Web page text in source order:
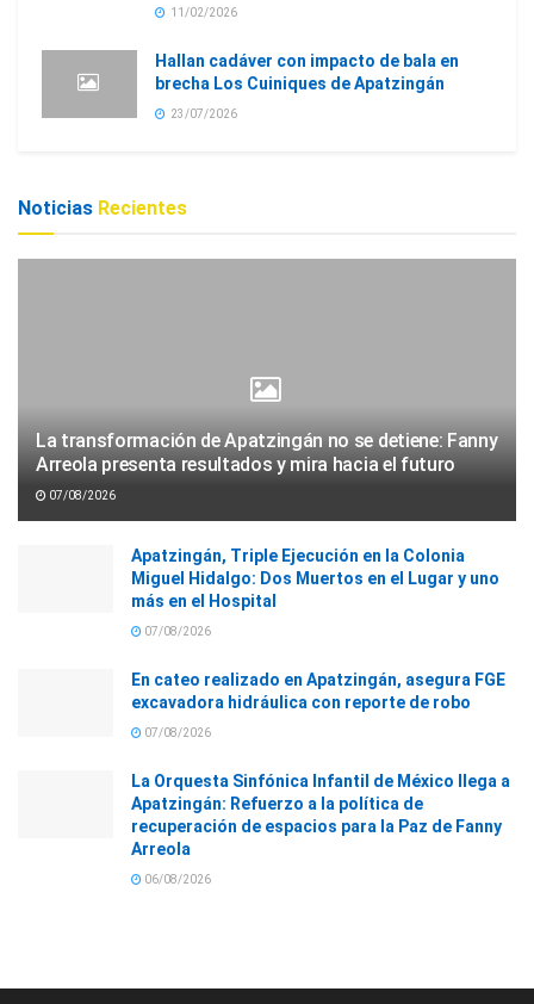
11/02/2026
Hallan cadáver con impacto de bala en
brecha Los Cuiniques de Apatzingán
23/07/2026
Noticias Recientes
La transformación de Apatzingán no se detiene: Fanny
Arreola presenta resultados y mira hacia el futuro
07/08/2026
Apatzingán, Triple Ejecución en la Colonia
Miguel Hidalgo: Dos Muertos en el Lugar y uno
más en el Hospital
07/08/2026
En cateo realizado en Apatzingán, asegura FGE
excavadora hidráulica con reporte de robo
07/08/2026
La Orquesta Sinfónica Infantil de México llega a
Apatzingán: Refuerzo a la política de
recuperación de espacios para la Paz de Fanny
Arreola
06/08/2026